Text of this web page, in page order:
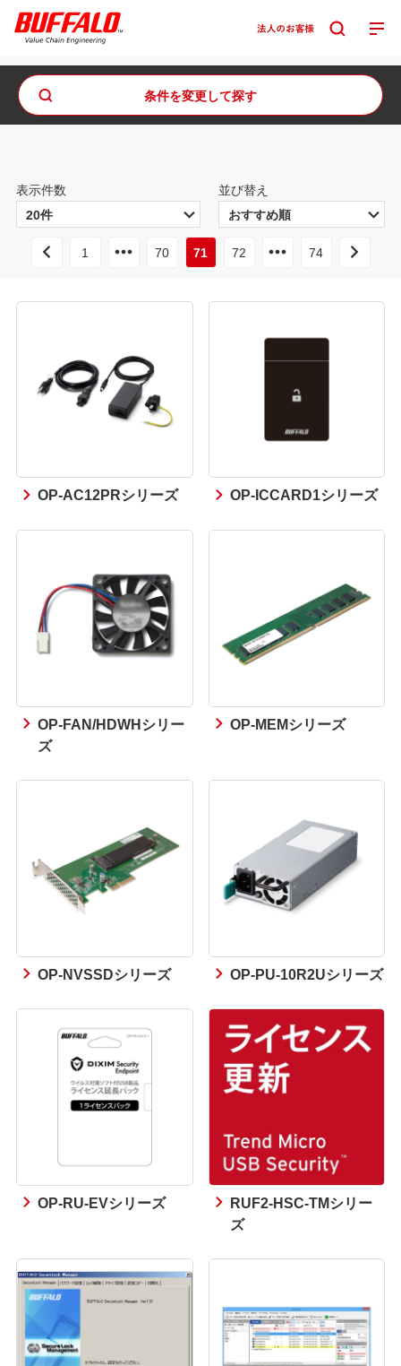
条件を変更して探す
表示件数 並び替え
1 70 71 72 74
OP-AC12PRシリーズ OP-ICCARD1シリーズ
OP-FAN/HDWHシリー
ズ
OP-MEMシリーズ
OP-NVSSDシリーズ OP-PU-10R2Uシリーズ
OP-RU-EVシリーズ
RUF2-HSC-TMシリー
ズ